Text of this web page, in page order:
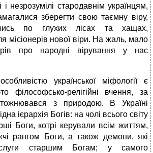
незрозумілі стародавнім українцям,
зберегти свою таємну віру,
по глухих лісах та хащах,
місіонерів нової віри. На жаль, мало
про народні вірування у нас
української міфології є
філософсько-релігійні вчення, за
з природою. В Україні
ієрархія Богів: на чолі всього світу
Боги, котрі керували всім життям,
рангом Боги, а також демони, які
старшим Богам; у самого